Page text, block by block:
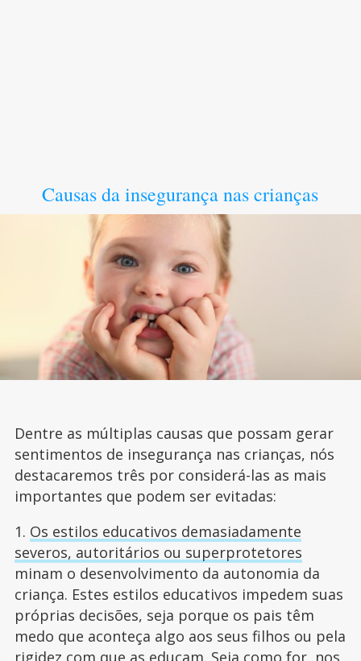
Causas da insegurança nas crianças
Dentre as múltiplas causas que possam gerar
sentimentos de insegurança nas crianças, nós
destacaremos três por considerá-las as mais
importantes que podem ser evitadas:
1. Os estilos educativos demasiadamente
severos, autoritários ou superprotetores
minam o desenvolvimento da autonomia da
criança. Estes estilos educativos impedem suas
próprias decisões, seja porque os pais têm
medo que aconteça algo aos seus filhos ou pela